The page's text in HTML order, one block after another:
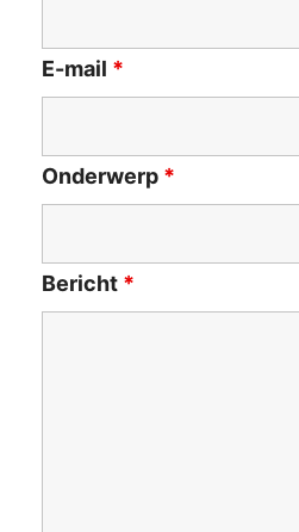
E-mail *
Onderwerp *
Bericht *